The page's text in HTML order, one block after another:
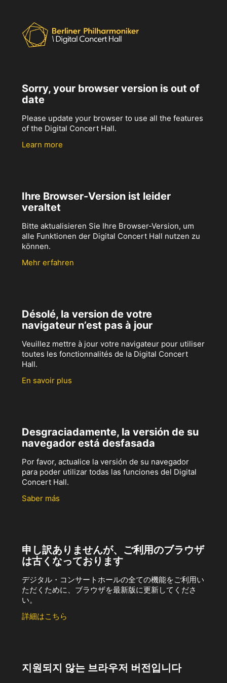
Sorry, your browser version is out of
date
Please update your browser to use all the features
of the Digital Concert Hall.
Learn more
Ihre Browser-Version ist leider
veraltet
Bitte aktualisieren Sie Ihre Browser-Version, um
alle Funktionen der Digital Concert Hall nutzen zu
können.
Mehr erfahren
Désolé, la version de votre
navigateur n’est pas à jour
Veuillez mettre à jour votre navigateur pour utiliser
toutes les fonctionnalités de la Digital Concert
Hall.
En savoir plus
Desgraciadamente, la versión de su
navegador está desfasada
Por favor, actualice la versión de su navegador
para poder utilizar todas las funciones del Digital
Concert Hall.
Saber más
申し訳ありませんが、ご利用のブラウザ
は古くなっております
デジタル・コンサートホールの全ての機能をご利用い
ただくために、ブラウザを最新版に更新してくださ
い。
詳細はこちら
지원되지 않는 브라우저 버전입니다